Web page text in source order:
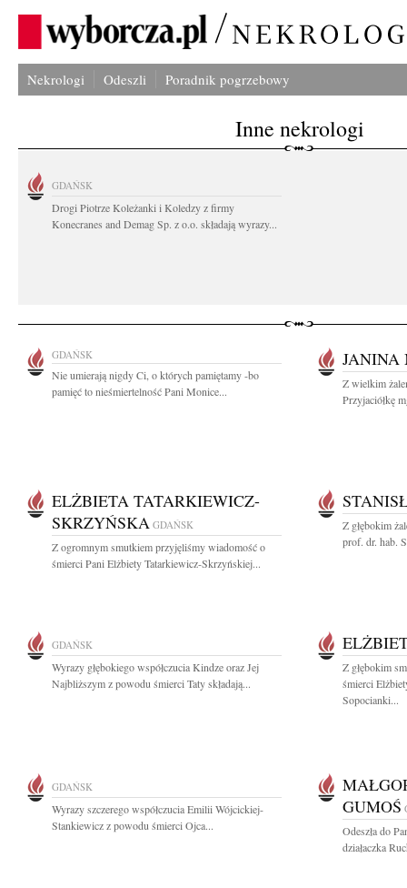
Nekrologi Odeszli Poradnik pogrzebowy
Inne nekrologi
GDAŃSK
Drogi Piotrze Koleżanki i Koledzy z firmy
Konecranes and Demag Sp. z o.o. składają wyrazy...
GDAŃSK
Nie umierają nigdy Ci, o których pamiętamy -bo
pamięć to nieśmiertelność Pani Monice...
JANINA
Z wielkim
Przyjaciółkę
ELŻBIETA TATARKIEWICZ-
SKRZYŃSKA GDAŃSK
Z ogromnym smutkiem przyjęliśmy wiadomość o
śmierci Pani Elżbiety Tatarkiewicz-Skrzyńskiej...
Z głębokim
prof. dr. hab.
GDAŃSK
Wyrazy głębokiego współczucia Kindze oraz Jej
Najbliższym z powodu śmierci Taty składają...
Z głębokim
śmierci
Sopocianki...
GDAŃSK
Wyrazy szczerego współczucia Emilii Wójcickiej-
Stankiewicz z powodu śmierci Ojca...
GUMOŚ
Odeszła do
działaczka